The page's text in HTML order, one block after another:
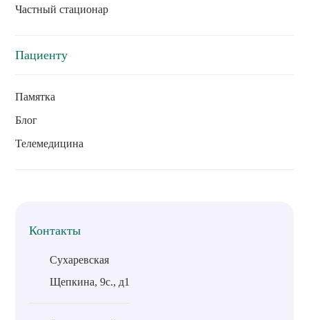
Частный стационар
Пациенту
Памятка
Блог
Телемедицина
Контакты
Сухаревская
Щепкина, 9с., д1